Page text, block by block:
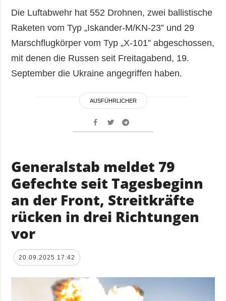
Die Luftabwehr hat 552 Drohnen, zwei ballistische
Raketen vom Typ „Iskander-M/KN-23” und 29
Marschflugkörper vom Typ „X-101” abgeschossen,
mit denen die Russen seit Freitagabend, 19.
September die Ukraine angegriffen haben.
AUSFÜHRLICHER
Generalstab meldet 79
Gefechte seit Tagesbeginn
an der Front, Streitkräfte
rücken in drei Richtungen
vor
20.09.2025 17:42